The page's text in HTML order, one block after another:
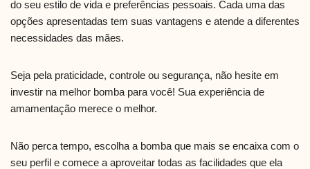
do seu estilo de vida e preferências pessoais. Cada uma das
opções apresentadas tem suas vantagens e atende a diferentes
necessidades das mães.
Seja pela praticidade, controle ou segurança, não hesite em
investir na melhor bomba para você! Sua experiência de
amamentação merece o melhor.
Não perca tempo, escolha a bomba que mais se encaixa com o
seu perfil e comece a aproveitar todas as facilidades que ela